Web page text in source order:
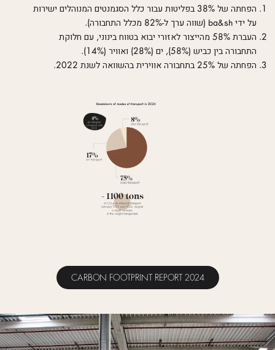
הפחתה של 38% בפליטות עבור כלל הסגמנטים המנוהלים ישירות
על ידי ba&sh (שווה ערך ל-82% מכלל התחבורה).
העברת 58% מהייצור לאזורי יבוא בטווח בינוני, עם חלוקת
התחבורה בין כביש (58%), ים (28%) ואוויר (14%).
הפחתה של 25% בתחבורה אווירית בהשוואה לשנת 2022.
CARBON FOOTPRINT REPORT 2024